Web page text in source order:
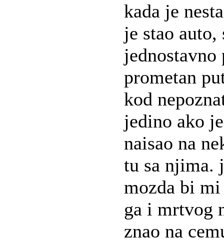
kada je
je stao
prometan
kod
jedino ako
naisao na
tu sa njima.
mozda bi
ga i mrtvog
znao na